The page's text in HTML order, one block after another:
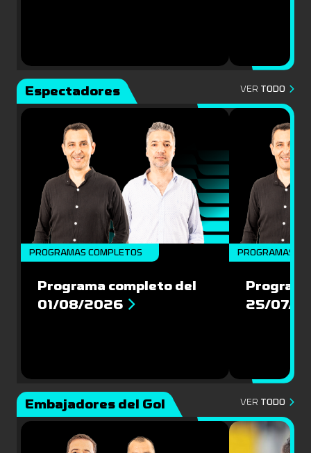
Espectadores VER TODO
PROGRAMAS COMPLETOS
Programa completo del
01/08/2026
PROGRAMAS
25/07/
Embajadores del Gol VER TODO